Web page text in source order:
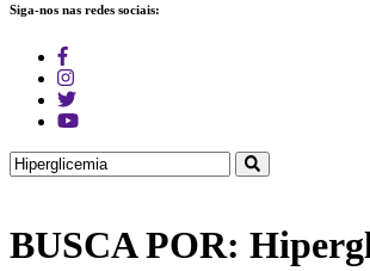
Siga-nos nas redes sociais:
BUSCA POR: